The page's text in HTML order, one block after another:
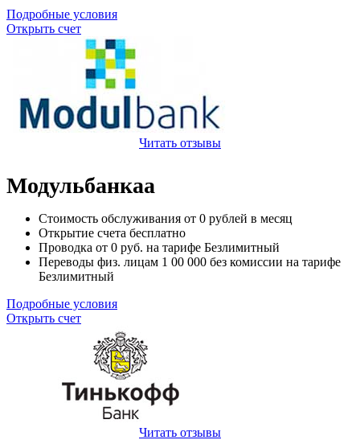
Подробные условия
Открыть счет
Читать отзывы
Модульбанкаа
Стоимость обслуживания от 0 рублей в месяц
Открытие счета бесплатно
Проводка от 0 руб. на тарифе Безлимитный
Переводы физ. лицам 1 00 000 без комиссии на тарифе
Безлимитный
Подробные условия
Открыть счет
Читать отзывы